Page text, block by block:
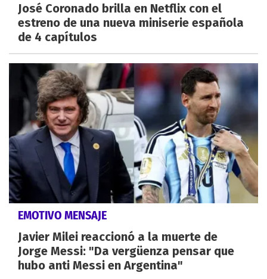
José Coronado brilla en Netflix con el
estreno de una nueva miniserie española
de 4 capítulos
EMOTIVO MENSAJE
Javier Milei reaccionó a la muerte de
Jorge Messi: "Da vergüenza pensar que
hubo anti Messi en Argentina"